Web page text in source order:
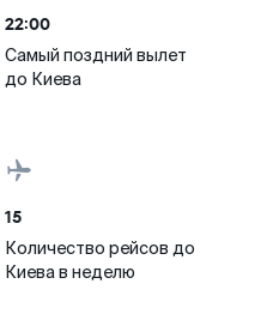
22:00
Самый поздний вылет
до Киева
15
Количество рейсов до
Киева в неделю